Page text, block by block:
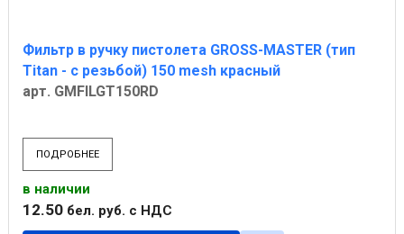
Фильтр в ручку пистолета GROSS-MASTER (тип
Titan - с резьбой) 150 mesh красный
арт. GMFILGT150RD
ПОДРОБНЕЕ
в наличии
12.50 бел. руб. с НДС